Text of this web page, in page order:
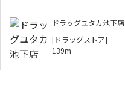
ドラッグユタカ池下店
[ドラッグストア]
139m